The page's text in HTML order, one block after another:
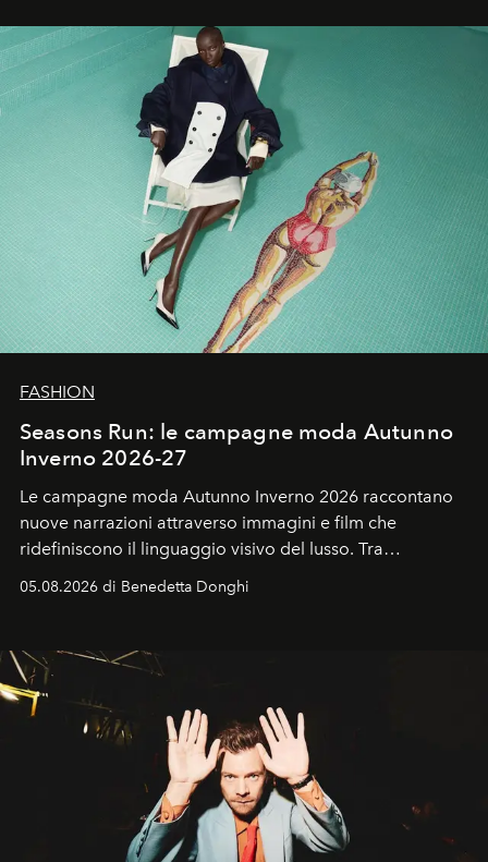
un’impronta indelebile nella storia della moda.
FASHION
Seasons Run: le campagne moda Autunno
Inverno 2026-27
Le campagne moda Autunno Inverno 2026 raccontano
nuove narrazioni attraverso immagini e film che
ridefiniscono il linguaggio visivo del lusso. Tra
contemporanea e storytelling d'autore, le maison
di esprimere identità, visione e desiderio.
05.08.2026 di Benedetta Donghi